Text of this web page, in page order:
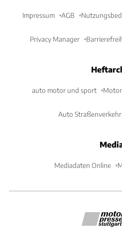
Impressum AGB
Privacy Manager
auto motor und sport
Auto Straßenverkehr
Mediadaten Online